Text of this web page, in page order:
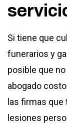
Si tiene que
funerarios y
posible que
abogado
las firmas que
lesiones